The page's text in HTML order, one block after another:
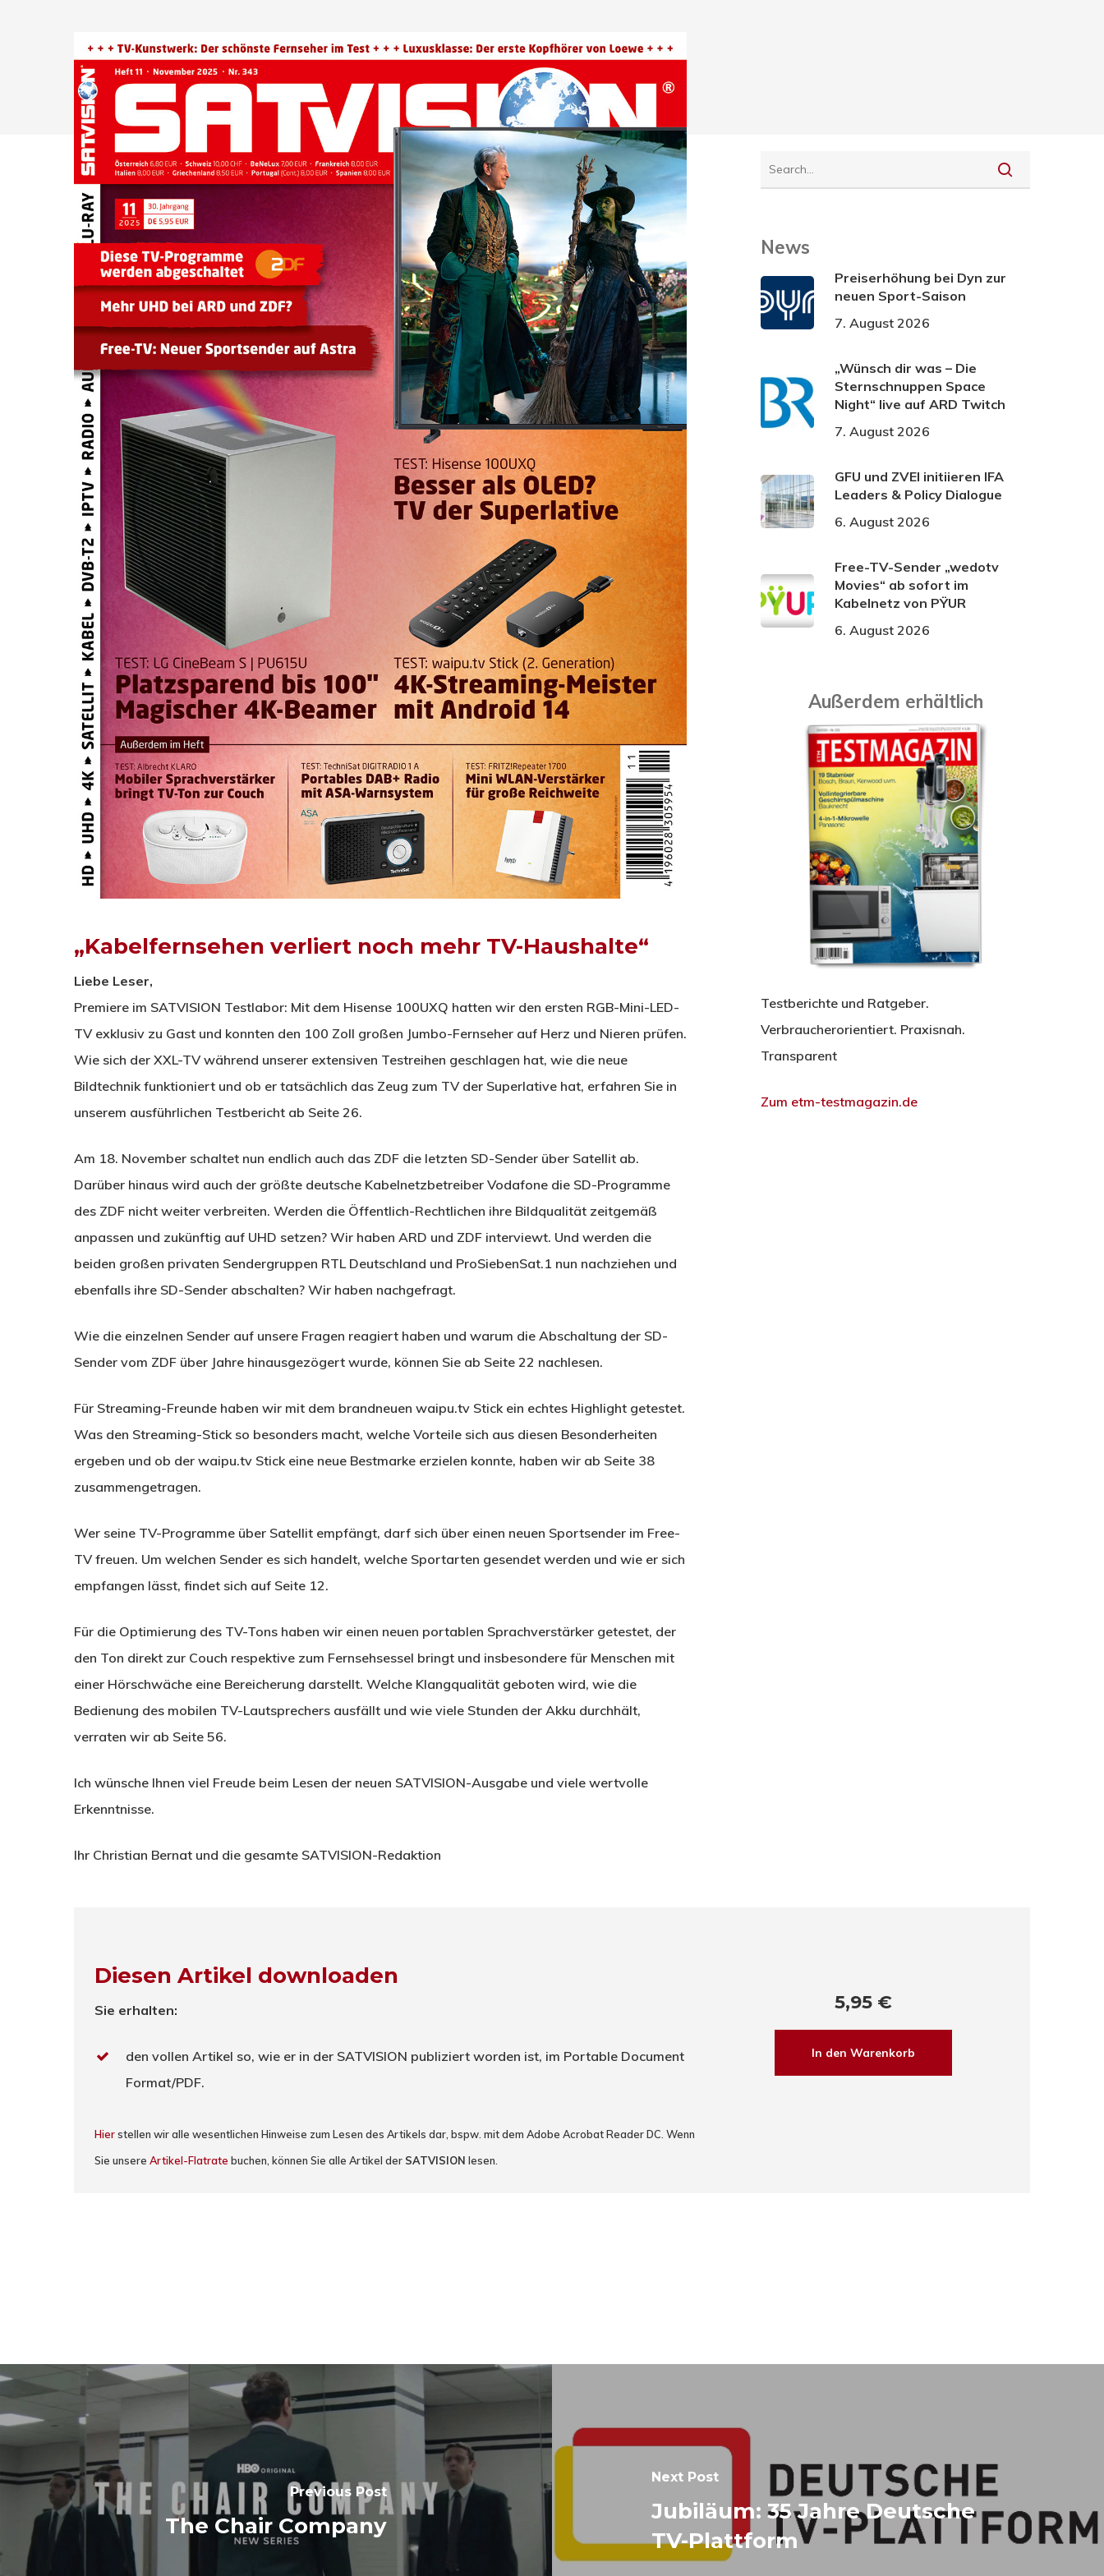
Drücken Sie Enter zum Suchen oder ESC zum Schließen.
„Kabelfernsehen verliert noch mehr TV-Haushalte“
Liebe Leser,
Premiere im SATVISION Testlabor: Mit dem Hisense 100UXQ hatten wir den ersten RGB-Mini-LED-
TV exklusiv zu Gast und konnten den 100 Zoll großen Jumbo-Fernseher auf Herz und Nieren prüfen.
Wie sich der XXL-TV während unserer extensiven Testreihen geschlagen hat, wie die neue
Bildtechnik funktioniert und ob er tatsächlich das Zeug zum TV der Superlative hat, erfahren Sie in
unserem ausführlichen Testbericht ab Seite 26.
Am 18. November schaltet nun endlich auch das ZDF die letzten SD-Sender über Satellit ab.
Darüber hinaus wird auch der größte deutsche Kabelnetzbetreiber Vodafone die SD-Programme
des ZDF nicht weiter verbreiten. Werden die Öffentlich-Rechtlichen ihre Bildqualität zeitgemäß
anpassen und zukünftig auf UHD setzen? Wir haben ARD und ZDF interviewt. Und werden die
beiden großen privaten Sendergruppen RTL Deutschland und ProSiebenSat.1 nun nachziehen und
ebenfalls ihre SD-Sender abschalten? Wir haben nachgefragt.
Wie die einzelnen Sender auf unsere Fragen reagiert haben und warum die Abschaltung der SD-
Sender vom ZDF über Jahre hinausgezögert wurde, können Sie ab Seite 22 nachlesen.
Für Streaming-Freunde haben wir mit dem brandneuen waipu.tv Stick ein echtes Highlight getestet.
Was den Streaming-Stick so besonders macht, welche Vorteile sich aus diesen Besonderheiten
ergeben und ob der waipu.tv Stick eine neue Bestmarke erzielen konnte, haben wir ab Seite 38
zusammengetragen.
Wer seine TV-Programme über Satellit empfängt, darf sich über einen neuen Sportsender im Free-
TV freuen. Um welchen Sender es sich handelt, welche Sportarten gesendet werden und wie er sich
empfangen lässt, findet sich auf Seite 12.
Für die Optimierung des TV-Tons haben wir einen neuen portablen Sprachverstärker getestet, der
den Ton direkt zur Couch respektive zum Fernsehsessel bringt und insbesondere für Menschen mit
einer Hörschwäche eine Bereicherung darstellt. Welche Klangqualität geboten wird, wie die
Bedienung des mobilen TV-Lautsprechers ausfällt und wie viele Stunden der Akku durchhält,
verraten wir ab Seite 56.
Ich wünsche Ihnen viel Freude beim Lesen der neuen SATVISION-Ausgabe und viele wertvolle
Erkenntnisse.
Ihr Christian Bernat und die gesamte SATVISION-Redaktion
News
Preiserhöhung bei Dyn zur
neuen Sport-Saison
7. August 2026
„Wünsch dir was – Die
Sternschnuppen Space
Night“ live auf ARD Twitch
7. August 2026
GFU und ZVEI initiieren IFA
Leaders & Policy Dialogue
6. August 2026
Free-TV-Sender „wedotv
Movies“ ab sofort im
Kabelnetz von PŸUR
6. August 2026
Außerdem erhältlich
Testberichte und Ratgeber.
Verbraucherorientiert. Praxisnah.
Transparent
Zum etm-testmagazin.de
Diesen Artikel downloaden
Sie erhalten:
den vollen Artikel so, wie er in der SATVISION publiziert worden ist, im Portable Document
Format/PDF.
Hierstellen wir alle wesentlichen Hinweise zum Lesen des Artikels dar, bspw. mit dem Adobe Acrobat Reader DC. Wenn
Sie unsere Artikel-Flatrate buchen, können Sie alle Artikel der SATVISION lesen.
5,95 €
In den Warenkorb
Previous Post
The Chair Company
Next Post
Jubiläum: 35 Jahre Deutsche
TV-Plattform